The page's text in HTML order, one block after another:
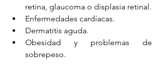
Enfermedades cardíacas.
Dermatitis aguda.
Obesidad y problemas de
sobrepeso.